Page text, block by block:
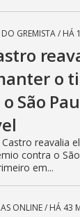
GREMISTA/ HÁ
o
São
reavalia
contra o
em...
ONLINE/ HÁ 43